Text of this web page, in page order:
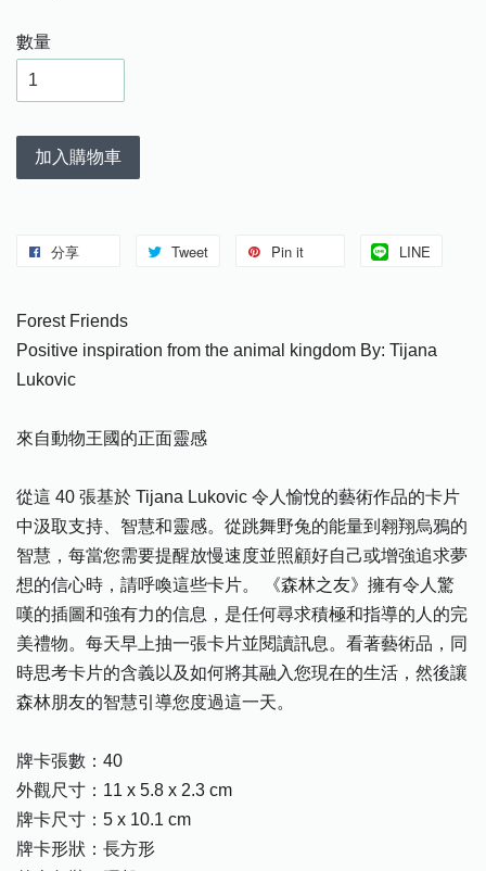
數量
加入購物車
分享 Tweet Pin it LINE
Forest Friends
Positive inspiration from the animal kingdom By: Tijana
Lukovic
來自動物王國的正面靈感
從這 40 張基於 Tijana Lukovic 令人愉悅的藝術作品的卡片
中汲取支持、智慧和靈感。從跳舞野兔的能量到翱翔烏鴉的
智慧，每當您需要提醒放慢速度並照顧好自己或增強追求夢
想的信心時，請呼喚這些卡片。 《森林之友》擁有令人驚
嘆的插圖和強有力的信息，是任何尋求積極和指導的人的完
美禮物。每天早上抽一張卡片並閱讀訊息。看著藝術品，同
時思考卡片的含義以及如何將其融入您現在的生活，然後讓
森林朋友的智慧引導您度過這一天。
牌卡張數：40
外觀尺寸：11 x 5.8 x 2.3 cm
牌卡尺寸：5 x 10.1 cm
牌卡形狀：長方形